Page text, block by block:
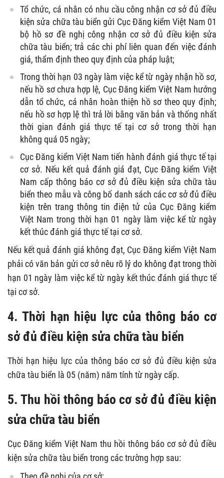
Tổ chức, cá nhân có nhu cầu công nhận cơ sở đủ điều
kiện sửa chữa tàu biển gửi Cục Đăng kiểm Việt Nam 01
bộ hồ sơ đề nghị công nhận cơ sở đủ điều kiện sửa
chữa tàu biển; trả các chi phí liên quan đến việc đánh
giá, thẩm định theo quy định của pháp luật;
Trong thời hạn 03 ngày làm việc kể từ ngày nhận hồ sơ,
nếu hồ sơ chưa hợp lệ, Cục Đăng kiểm Việt Nam hướng
dẫn tổ chức, cá nhân hoàn thiện hồ sơ theo quy định;
nếu hồ sơ hợp lệ thì trả lời bằng văn bản và thống nhất
thời gian đánh giá thực tế tại cơ sở trong thời hạn
không quá 05 ngày;
Cục Đăng kiểm Việt Nam tiến hành đánh giá thực tế tại
cơ sở. Nếu kết quả đánh giá đạt, Cục Đăng kiểm Việt
Nam cấp thông báo cơ sở đủ điều kiện sửa chữa tàu
biển theo mẫu và công bố danh sách các cơ sở đủ điều
kiện trên trang thông tin điện tử của Cục Đăng kiểm
Việt Nam trong thời hạn 01 ngày làm việc kể từ ngày
kết thúc đánh giá thực tế tại cơ sở.
Nếu kết quả đánh giá không đạt, Cục Đăng kiểm Việt Nam
phải có văn bản gửi cơ sở nêu rõ lý do không đạt trong thời
hạn 01 ngày làm việc kể từ ngày kết thúc đánh giá thực tế
tại cơ sở.
4. Thời hạn hiệu lực của thông báo cơ
sở đủ điều kiện sửa chữa tàu biển
Thời hạn hiệu lực của thông báo cơ sở đủ điều kiện sửa
chữa tàu biển là 05 (năm) năm tính từ ngày cấp.
5. Thu hồi thông báo cơ sở đủ điều kiện
sửa chữa tàu biển
Cục Đăng kiểm Việt Nam thu hồi thông báo cơ sở đủ điều
kiện sửa chữa tàu biển trong các trường hợp sau: